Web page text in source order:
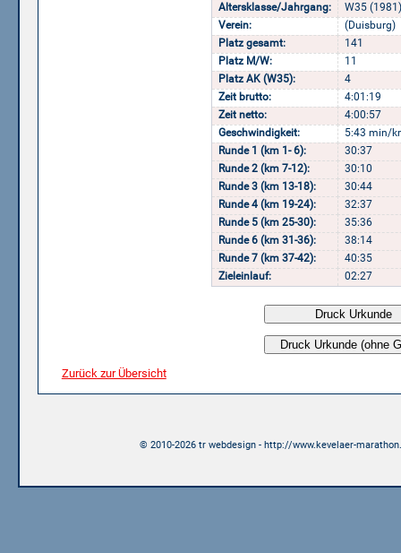
Altersklasse/Jahrgang:
W35 (1981)
Verein:
(Duisburg)
Platz gesamt:
141
Platz M/W:
11
Platz AK (W35):
4
Zeit brutto:
4:01:19
Zeit netto:
4:00:57
Geschwindigkeit:
5:43 min/
Runde 1 (km 1- 6):
30:37
Runde 2 (km 7-12):
30:10
Runde 3 (km 13-18):
30:44
Runde 4 (km 19-24):
32:37
Runde 5 (km 25-30):
35:36
Runde 6 (km 31-36):
38:14
Runde 7 (km 37-42):
40:35
Zieleinlauf:
02:27
Zurück zur Übersicht
© 2010-2026 tr webdesign - http://www.kevelaer-